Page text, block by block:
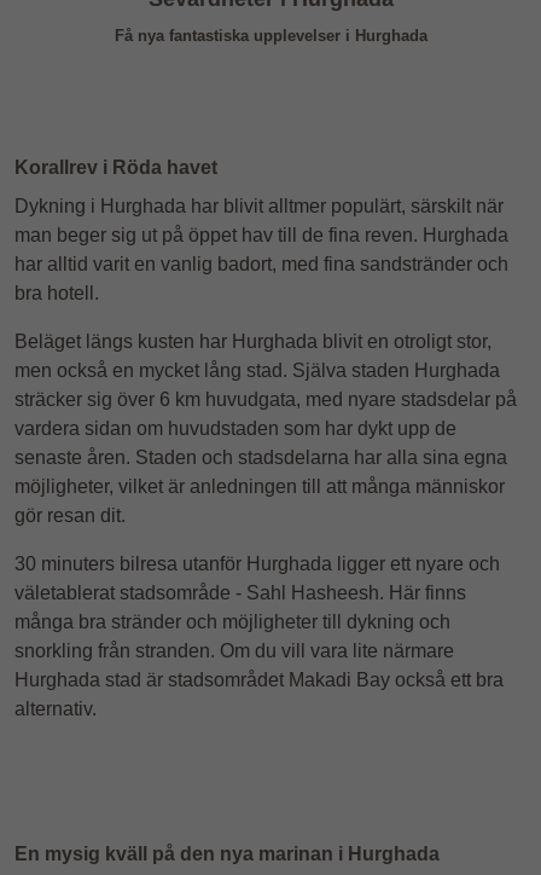
Få nya fantastiska upplevelser i Hurghada
Korallrev i Röda havet
Dykning i Hurghada har blivit alltmer populärt, särskilt när
man beger sig ut på öppet hav till de fina reven. Hurghada
har alltid varit en vanlig badort, med fina sandstränder och
bra hotell.
Beläget längs kusten har Hurghada blivit en otroligt stor,
men också en mycket lång stad. Själva staden Hurghada
sträcker sig över 6 km huvudgata, med nyare stadsdelar på
vardera sidan om huvudstaden som har dykt upp de
senaste åren. Staden och stadsdelarna har alla sina egna
möjligheter, vilket är anledningen till att många människor
gör resan dit.
30 minuters bilresa utanför Hurghada ligger ett nyare och
väletablerat stadsområde - Sahl Hasheesh. Här finns
många bra stränder och möjligheter till dykning och
snorkling från stranden. Om du vill vara lite närmare
Hurghada stad är stadsområdet Makadi Bay också ett bra
alternativ.
En mysig kväll på den nya marinan i Hurghada